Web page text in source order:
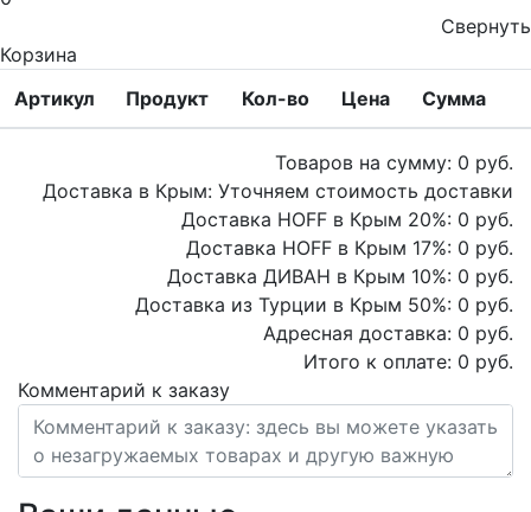
Свернуть
Корзина
Артикул
Продукт Кол-во Цена Сумма
Товаров на сумму: 0 руб.
Доставка в Крым: Уточняем стоимость доставки
Доставка HOFF в Крым 20%: 0 руб.
Доставка HOFF в Крым 17%: 0 руб.
Доставка ДИВАН в Крым 10%: 0 руб.
Доставка из Турции в Крым 50%: 0 руб.
Адресная доставка: 0 руб.
Итого к оплате: 0 руб.
Комментарий к заказу